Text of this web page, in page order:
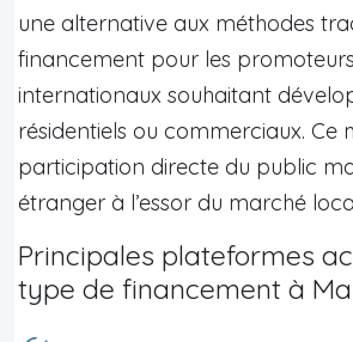
une alternative aux méthodes
financement pour les
internationaux souhaitant
résidentiels ou commerciaux. Ce
participation directe du public
étranger à l’essor du marché
Principales plateformes
type de financement à